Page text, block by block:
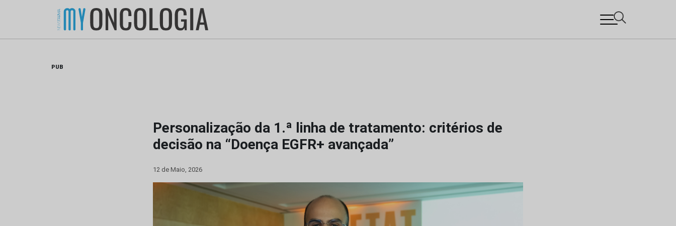
PUB
Personalização da 1.ª linha de tratamento: critérios de
decisão na “Doença EGFR+ avançada”
12 de Maio, 2026